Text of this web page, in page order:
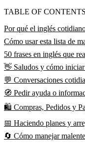
TABLE OF CONTENTS
Por qué el inglés
Cómo usar esta lista de
50 frases en inglés que
👋 Saludos y cómo
💬 Conversaciones
🧭 Pedir ayuda o
🛍️ Compras, Pedidos y
📅 Haciendo planes y
🔄 Cómo manejar